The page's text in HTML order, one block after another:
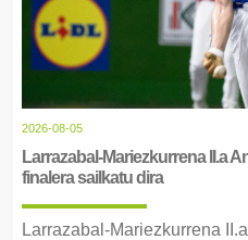
2026-08-05
Larrazabal-Mariezkurrena II.a
finalera sailkatu dira
Larrazabal-Mariezkurrena